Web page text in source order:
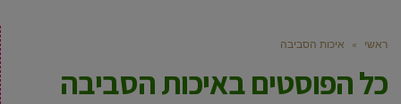
ראשי » איכות הסביבה
כל הפוסטים באיכות הסביבה